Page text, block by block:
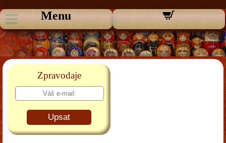
Menu
Zpravodaje
Upsat